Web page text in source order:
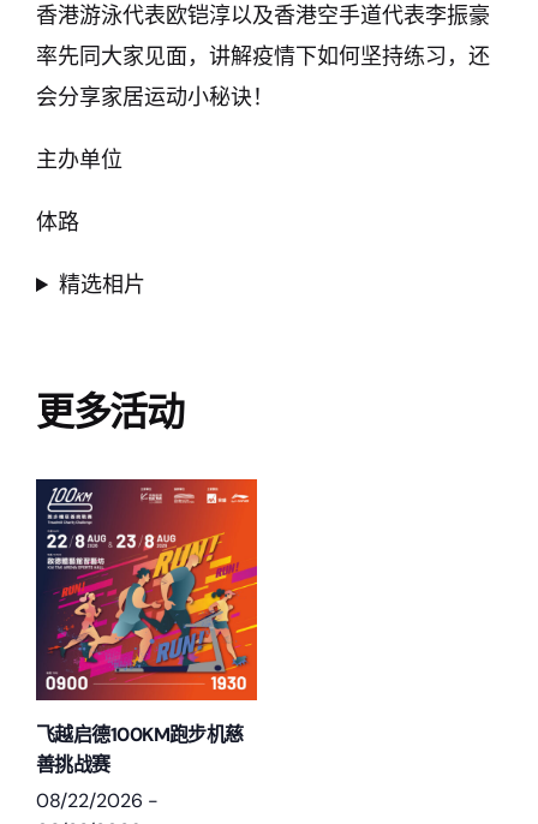
香港游泳代表欧铠淳以及香港空手道代表李振豪
率先同大家见面，讲解疫情下如何坚持练习，还
会分享家居运动小秘诀！
主办单位
体路
精选相片
更多活动
飞越启德100KM跑步机慈
善挑战赛
08/22/2026 -